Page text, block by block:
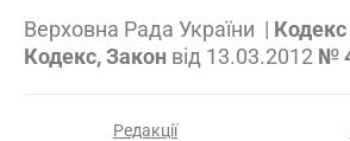
Верховна Рада України | Кодекс
Кодекс, Закон від 13.03.2012 №
Редакції